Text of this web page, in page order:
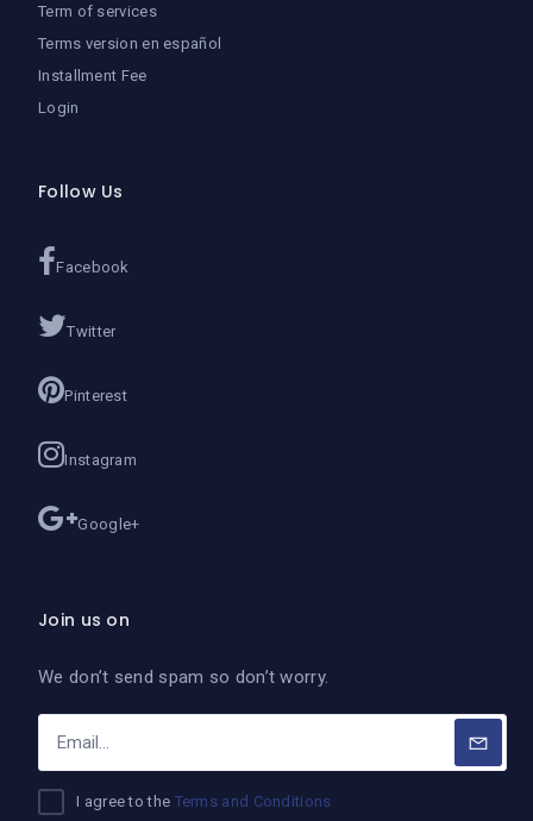
Term of services
Terms version en español
Installment Fee
Login
Follow Us
Facebook
Twitter
Pinterest
Instagram
Google+
Join us on
We don’t send spam so don’t worry.
I agree to the Terms and Conditions